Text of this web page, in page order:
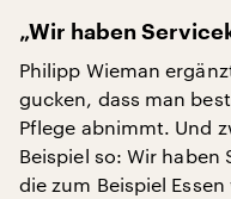
„Wir haben
Philipp Wieman
gucken, dass man
Pflege abnimmt. Und
Beispiel so: Wir
die zum Beispiel